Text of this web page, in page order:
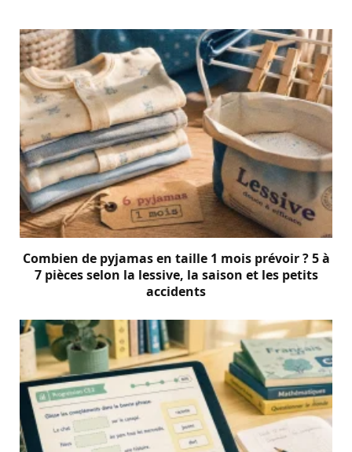
Combien de pyjamas en taille 1 mois prévoir ? 5 à
7 pièces selon la lessive, la saison et les petits
accidents